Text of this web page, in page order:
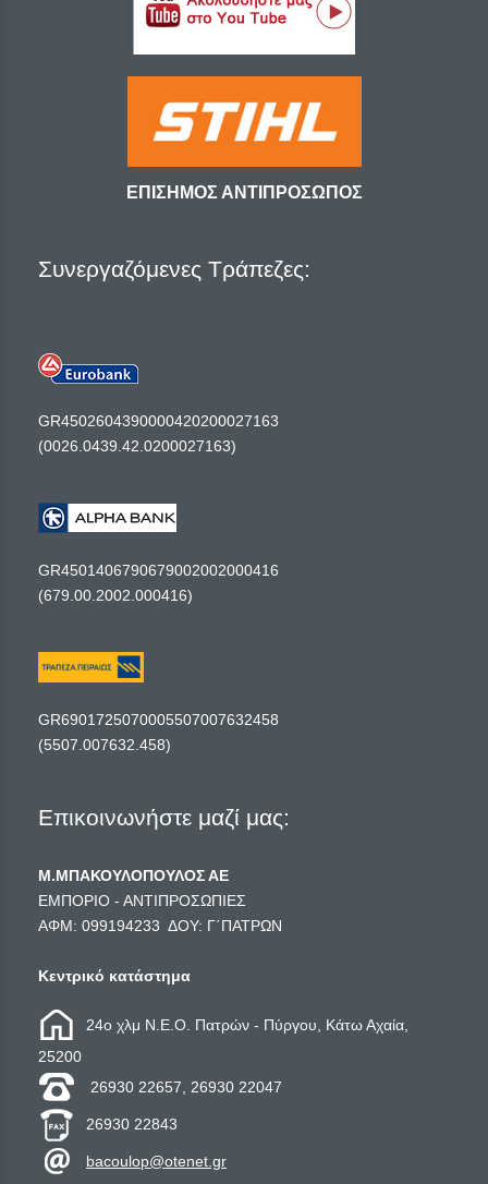
ΕΠΙΣΗΜΟΣ ΑΝΤΙΠΡΟΣΩΠΟΣ
Συνεργαζόμενες Τράπεζες:
GR4502604390000420200027163
(0026.0439.42.0200027163)
GR4501406790679002002000416
(679.00.2002.000416)
GR6901725070005507007632458
(5507.007632.458)
Επικοινωνήστε μαζί μας:
Μ.ΜΠΑΚΟΥΛΟΠΟΥΛΟΣ ΑΕ
ΕΜΠΟΡΙΟ - ΑΝΤΙΠΡΟΣΩΠΙΕΣ
ΑΦΜ: 099194233 ΔΟΥ: Γ΄ΠΑΤΡΩΝ
Κεντρικό κατάστημα
24ο χλμ Ν.Ε.Ο. Πατρών - Πύργου, Κάτω Αχαία,
25200
26930 22657, 26930 22047
26930 22843
bacoulop@otenet.gr